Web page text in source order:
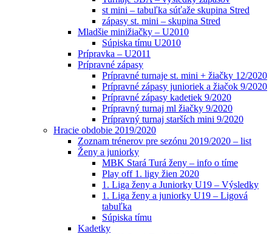
st mini – tabuľka súťaže skupina Stred
zápasy st. mini – skupina Stred
Mladšie minižiačky – U2010
Súpiska tímu U2010
Prípravka – U2011
Prípravné zápasy
Prípravné turnaje st. mini + žiačky 12/2020
Prípravné zápasy junioriek a žiačok 9/2020
Prípravné zápasy kadetiek 9/2020
Prípravný turnaj ml žiačky 9/2020
Prípravný turnaj starších mini 9/2020
Hracie obdobie 2019/2020
Zoznam trénerov pre sezónu 2019/2020 – list
Ženy a juniorky
MBK Stará Turá ženy – info o tíme
Play off 1. ligy žien 2020
1. Liga ženy a Juniorky U19 – Výsledky
1. Liga ženy a juniorky U19 – Ligová
tabuľka
Súpiska tímu
Kadetky